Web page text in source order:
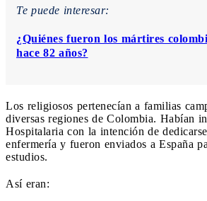
Te puede interesar:
¿Quiénes fueron los mártires
hace 82 años?
Los religiosos pertenecían a familias
diversas regiones de Colombia. Habían
Hospitalaria con la intención de
enfermería y fueron enviados a España
estudios.
Así eran: